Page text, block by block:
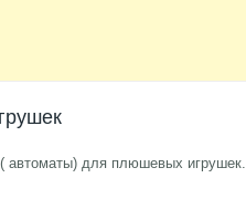
автоматы) для плюшевых игрушек.